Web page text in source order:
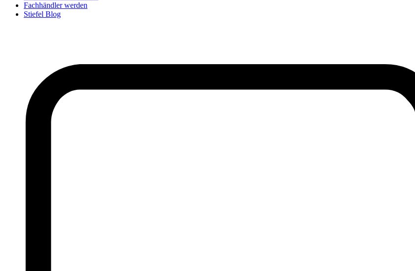
Fachhändler werden
Stiefel Blog